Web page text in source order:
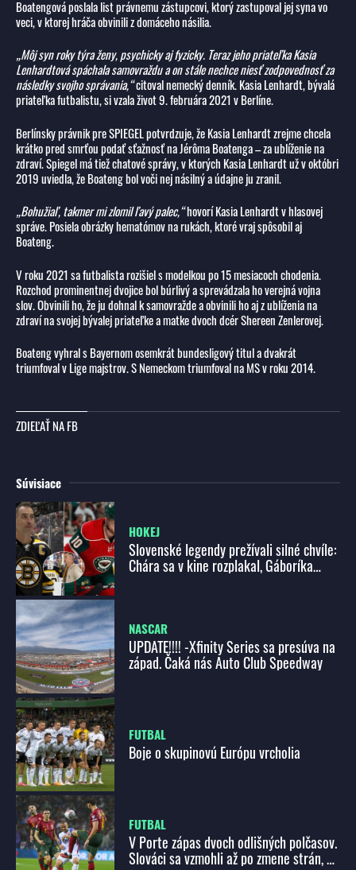
Boatengová poslala list právnemu zástupcovi, ktorý zastupoval jej syna vo
veci, v ktorej hráča obvinili z domáceho násilia.
„Môj syn roky týra ženy, psychicky aj fyzicky. Teraz jeho priateľka Kasia
Lenhardtová spáchala samovraždu a on stále nechce niesť zodpovednosť za
následky svojho správania,“citoval nemecký denník. Kasia Lenhardt, bývalá
priateľka futbalistu, si vzala život 9. februára 2021 v Berlíne.
Berlínsky právnik pre SPIEGEL potvrdzuje, že Kasia Lenhardt zrejme chcela
krátko pred smrťou podať sťažnosť na Jérôma Boatenga – za ublíženie na
zdraví. Spiegel má tiež chatové správy, v ktorých Kasia Lenhardt už v októbri
2019 uviedla, že Boateng bol voči nej násilný a údajne ju zranil.
„Bohužiaľ, takmer mi zlomil ľavý palec,“hovorí Kasia Lenhardt v hlasovej
správe. Posiela obrázky hematómov na rukách, ktoré vraj spôsobil aj
Boateng.
V roku 2021 sa futbalista rozišiel s modelkou po 15 mesiacoch chodenia.
Rozchod prominentnej dvojice bol búrlivý a sprevádzala ho verejná vojna
slov. Obvinili ho, že ju dohnal k samovražde a obvinili ho aj z ublíženia na
zdraví na svojej bývalej priateľke a matke dvoch dcér Shereen Zenlerovej.
Boateng vyhral s Bayernom osemkrát bundesligový titul a dvakrát
triumfoval v Lige majstrov. S Nemeckom triumfoval na MS v roku 2014.
ZDIEĽAŤ NA FB
Súvisiace
HOKEJ
Slovenské legendy prežívali silné chvíle:
Chára sa v kine rozplakal, Gáboríka
NASCAR
UPDATE!!!! -Xfinity Series sa presúva na
západ. Čaká nás Auto Club Speedway
FUTBAL
Boje o skupinovú Európu vrcholia
FUTBAL
V Porte zápas dvoch odlišných polčasov.
Slováci sa vzmohli až po zmene strán, no